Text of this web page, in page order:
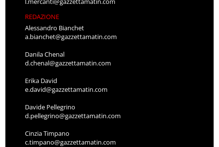
REDAZIONE
Alessandro Bianchet
a.bianchet@gazzettamatin.com
Danila Chenal
d.chenal@gazzettamatin.com
Erika David
e.david@gazzettamatin.com
Davide Pellegrino
d.pellegrino@gazzettamatin.com
Cinzia Timpano
c.timpano@gazzettamatin.com